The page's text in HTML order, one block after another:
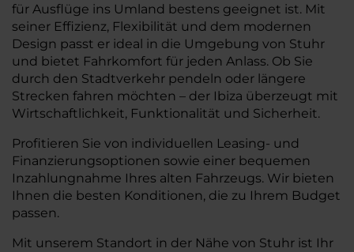
für Ausflüge ins Umland bestens geeignet ist. Mit
seiner Effizienz, Flexibilität und dem modernen
Design passt er ideal in die Umgebung von Stuhr
und bietet Fahrkomfort für jeden Anlass. Ob Sie
durch den Stadtverkehr pendeln oder längere
Strecken fahren möchten – der Ibiza überzeugt mit
Wirtschaftlichkeit, Funktionalität und Sicherheit.
Profitieren Sie von individuellen Leasing- und
Finanzierungsoptionen sowie einer bequemen
Inzahlungnahme Ihres alten Fahrzeugs. Wir bieten
Ihnen die besten Konditionen, die zu Ihrem Budget
passen.
Mit unserem Standort in der Nähe von Stuhr ist Ihr